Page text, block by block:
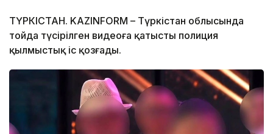
ТҮРКІСТАН. KAZINFORM – Түркістан облысында
тойда түсірілген видеоға қатысты полиция
қылмыстық іс қозғады.